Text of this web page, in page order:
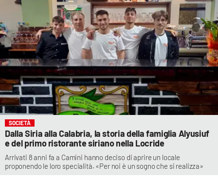
SOCIETÀ
Dalla Siria alla Calabria, la storia della famiglia Alyusiuf
e del primo ristorante siriano nella Locride
Arrivati 8 anni fa a Camini hanno deciso di aprire un locale
proponendo le loro specialità. «Per noi è un sogno che si realizza»